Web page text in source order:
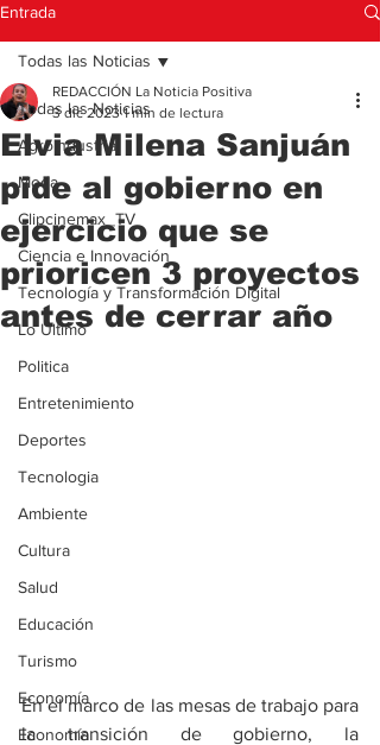
Entrada
Todas las Noticias
Agroindustria
Moda
Clipcinemax_TV
Ciencia e Innovación
Tecnología y Transformación Digital
Lo Ultimo
Politica
Entretenimiento
Deportes
Tecnologia
Ambiente
Cultura
Salud
Educación
Turismo
Economía
Economía
Todas las Noticias
Elvia Milena Sanjuán
pide al gobierno en
ejercicio que se
prioricen 3 proyectos
antes de cerrar año
REDACCIÓN La Noticia Positiva
3 dic 2023 1 min de lectura
En el marco de las mesas de trabajo para
la transición de gobierno, la